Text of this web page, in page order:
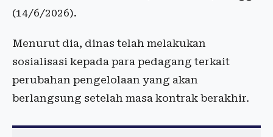
(14/6/2026).
Menurut dia, dinas telah melakukan
sosialisasi kepada para pedagang terkait
perubahan pengelolaan yang akan
berlangsung setelah masa kontrak berakhir.